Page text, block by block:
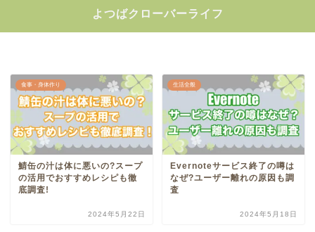
よつばクローバーライフ
食事・身体作り
鯖缶の汁は体に悪いの?スープ
の活用でおすすめレシピも徹
底調査!
2024年5月22日
生活全般
Evernoteサービス終了の噂は
なぜ?ユーザー離れの原因も調
査
2024年5月18日